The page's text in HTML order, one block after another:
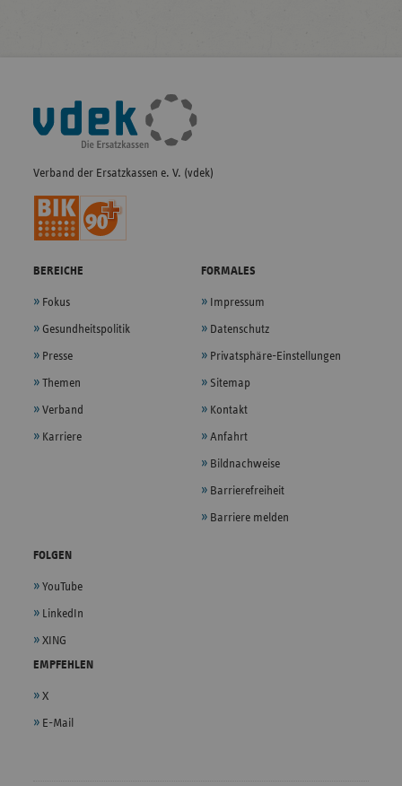
Fußleisten-
Navigation
Verband der Ersatzkassen e. V. (vdek)
BEREICHE
Fokus
Gesundheitspolitik
Presse
Themen
Verband
Karriere
FORMALES
Impressum
Datenschutz
Privatsphäre-Einstellungen
Sitemap
Kontakt
Anfahrt
Bildnachweise
Barrierefreiheit
Barriere melden
FOLGEN
YouTube
LinkedIn
XING
EMPFEHLEN
X
E-Mail